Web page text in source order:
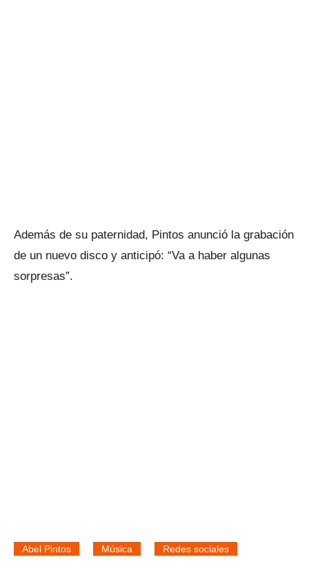
Además de su paternidad, Pintos anunció la grabación
de un nuevo disco y anticipó: “Va a haber algunas
sorpresas”.
Abel Pintos Música Redes sociales